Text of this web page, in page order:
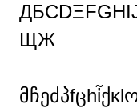
ЩЖ